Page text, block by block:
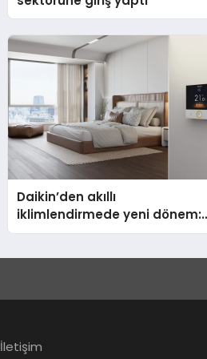
Daikin’den akıllı
iklimlendirmede yeni dönem:
Madoka Plus Türkiye’de
teknolojilerle donatılmış son
Madoka Plus Türkiye’de
sunuldu. Tam dokunmatik
İletişim